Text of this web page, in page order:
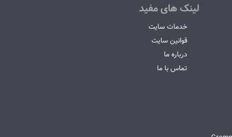
لینک های مفید
خدمات سایت
قوانین سایت
درباره ما
تماس با ما